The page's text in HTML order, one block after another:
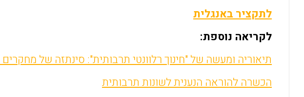
לתקציר באנגלית
לקריאה נוספת:
תיאוריה ומעשה של "חינוך רלוונטי תרבותית": סינתזה של
הכשרה להוראה הנענית לשונות תרבותית